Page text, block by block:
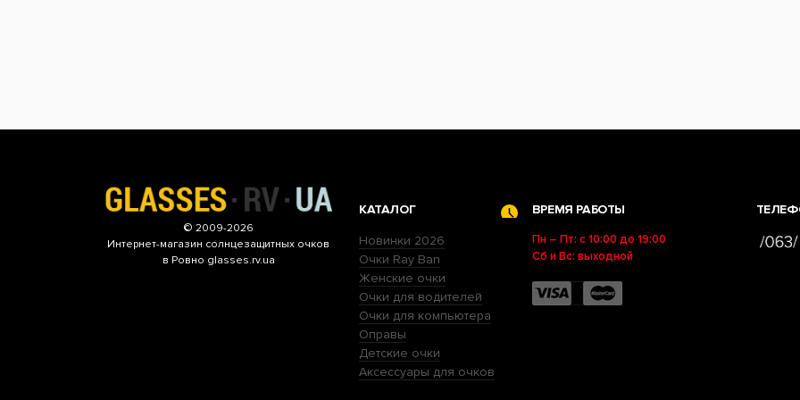
© 2009-2026
Интернет-магазин солнцезащитных очков
в Ровно glasses.rv.ua
КАТАЛОГ
Новинки 2026
Очки Ray Ban
Женские очки
Очки для водителей
Очки для компьютера
Оправы
Детские очки
Аксессуары для очков
ВРЕМЯ РАБОТЫ
Пн – Пт: с 10:00 до 19:00
Сб и Вс: выходной